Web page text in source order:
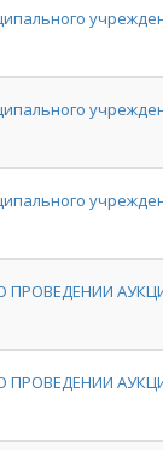
ПРОВЕДЕНИИ
ПРОВЕДЕНИИ